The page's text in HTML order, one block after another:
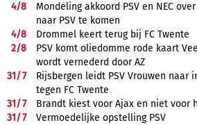
4/8
Mondeling akkoord PSV en NEC
naar PSV te komen
4/8
Drommel keert terug bij FC Twente
2/8
PSV komt oliedomme rode kaart
wordt vernederd door AZ
31/7
Rijsbergen leidt PSV Vrouwen naar
tegen FC Twente
31/7
Brandt kiest voor Ajax en niet voor
31/7
Vermoedelijke opstelling PSV